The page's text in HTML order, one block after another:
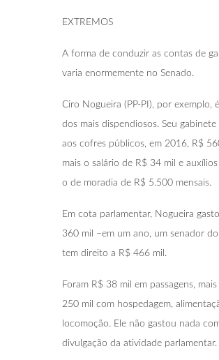
EXTREMOS
A forma de conduzir as contas de
varia enormemente no Senado.
Ciro Nogueira (PP-PI), por exemplo,
dos mais dispendiosos. Seu
aos cofres públicos, em 2016, R$
mais o salário de R$ 34 mil e
o de moradia de R$ 5.500 mensais.
Em cota parlamentar, Nogueira
360 mil –em um ano, um senador
tem direito a R$ 466 mil.
Foram R$ 38 mil em passagens, mais
250 mil com hospedagem,
locomoção. Ele não gastou nada
divulgação da atividade parlamentar.